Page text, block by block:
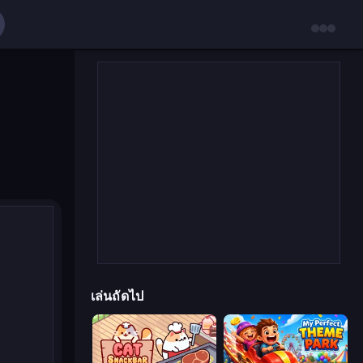
เล่นถัดไป